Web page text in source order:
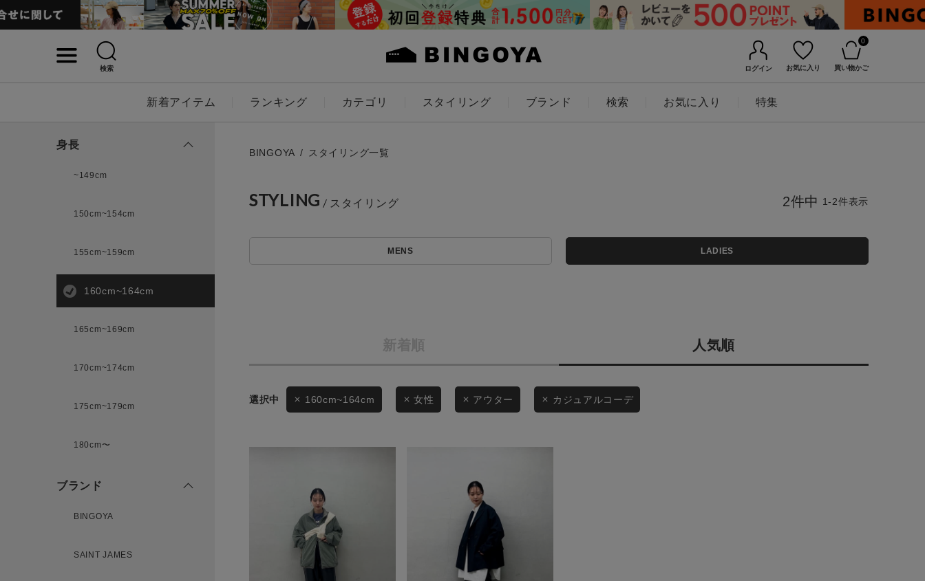
検索 ログイン お気に入り
0
買い物かご
新着アイテム ランキング カテゴリ スタイリング ブランド 検索 お気に入り 特集
スタイリングから探す
ブランドから探す
WEB限定アイテムを探す
採用情報
ギフトカード
ご利用ガイド
ギフトラッピング
お問い合わせ
キーワード
LADIES KIDS
価格
セール価格
この条件で絞り込む
身長
~149cm
150cm~154cm
155cm~159cm
160cm~164cm
165cm~169cm
170cm~174cm
175cm~179cm
180cm〜
ブランド
BINGOYA
SAINT JAMES
BINGOYA スタイリング一覧
STYLING
MENS LADIES
新着順 人気順
2件中 1-2件表示
160cm~164cm 女性 アウター カジュアルコーデ